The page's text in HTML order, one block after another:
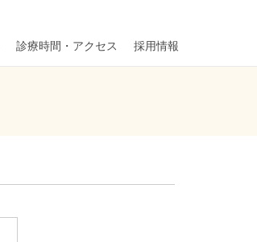
診療時間・アクセス 採用情報